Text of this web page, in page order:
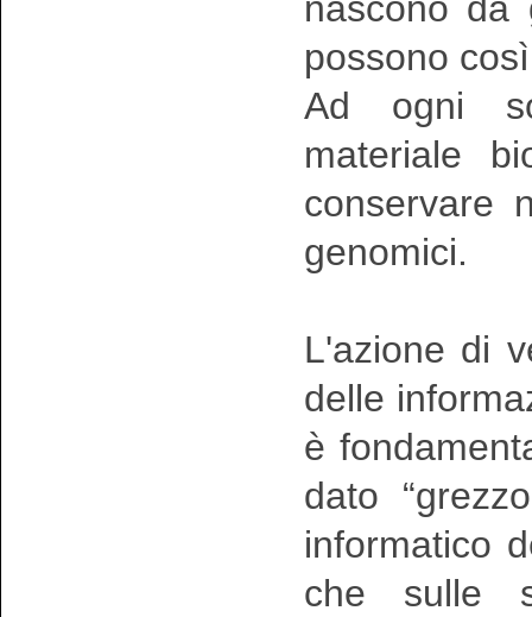
nascono da
possono
Ad ogni
materiale
conservare
genomici.
L'azione di
delle
è
dato
informatico
che sulle